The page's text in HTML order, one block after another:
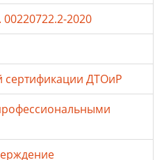
2020
сертификации ДТОиР